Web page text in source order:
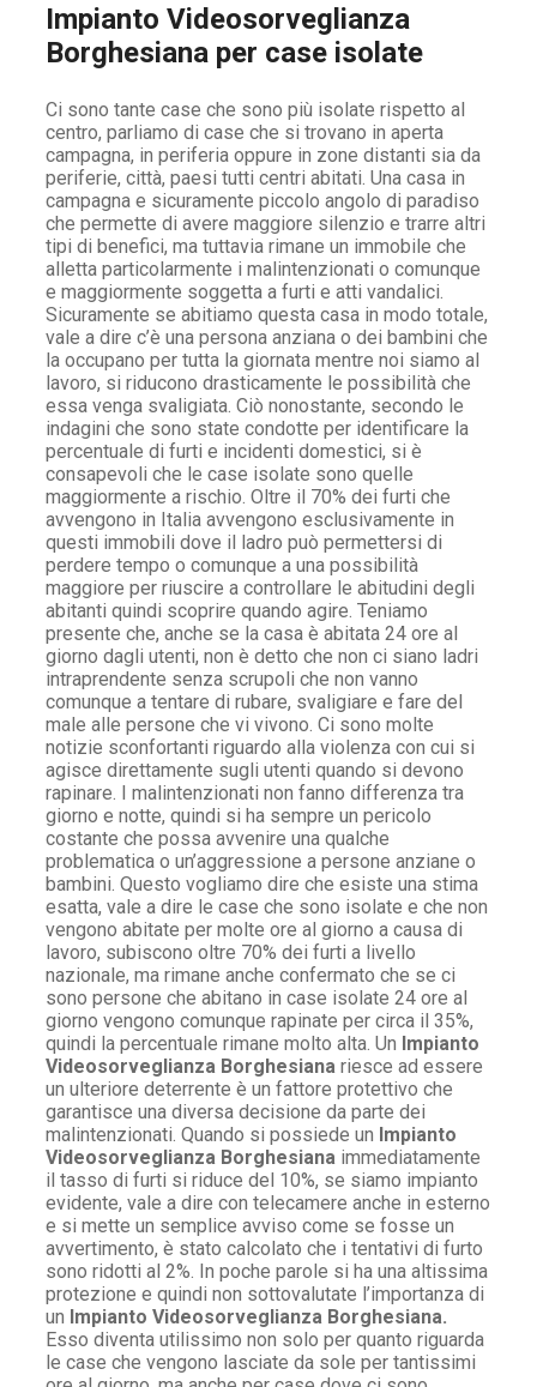
Impianto Videosorveglianza
Borghesiana per case isolate
Ci sono tante case che sono più isolate rispetto al
centro, parliamo di case che si trovano in aperta
campagna, in periferia oppure in zone distanti sia da
periferie, città, paesi tutti centri abitati. Una casa in
campagna e sicuramente piccolo angolo di paradiso
che permette di avere maggiore silenzio e trarre altri
tipi di benefici, ma tuttavia rimane un immobile che
alletta particolarmente i malintenzionati o comunque
e maggiormente soggetta a furti e atti vandalici.
Sicuramente se abitiamo questa casa in modo totale,
vale a dire c’è una persona anziana o dei bambini che
la occupano per tutta la giornata mentre noi siamo al
lavoro, si riducono drasticamente le possibilità che
essa venga svaligiata. Ciò nonostante, secondo le
indagini che sono state condotte per identificare la
percentuale di furti e incidenti domestici, si è
consapevoli che le case isolate sono quelle
maggiormente a rischio. Oltre il 70% dei furti che
avvengono in Italia avvengono esclusivamente in
questi immobili dove il ladro può permettersi di
perdere tempo o comunque a una possibilità
maggiore per riuscire a controllare le abitudini degli
abitanti quindi scoprire quando agire. Teniamo
presente che, anche se la casa è abitata 24 ore al
giorno dagli utenti, non è detto che non ci siano ladri
intraprendente senza scrupoli che non vanno
comunque a tentare di rubare, svaligiare e fare del
male alle persone che vi vivono. Ci sono molte
notizie sconfortanti riguardo alla violenza con cui si
agisce direttamente sugli utenti quando si devono
rapinare. I malintenzionati non fanno differenza tra
giorno e notte, quindi si ha sempre un pericolo
costante che possa avvenire una qualche
problematica o un’aggressione a persone anziane o
bambini. Questo vogliamo dire che esiste una stima
esatta, vale a dire le case che sono isolate e che non
vengono abitate per molte ore al giorno a causa di
lavoro, subiscono oltre 70% dei furti a livello
nazionale, ma rimane anche confermato che se ci
sono persone che abitano in case isolate 24 ore al
giorno vengono comunque rapinate per circa il 35%,
quindi la percentuale rimane molto alta. Un Impianto
Videosorveglianza Borghesiana riesce ad essere
un ulteriore deterrente è un fattore protettivo che
garantisce una diversa decisione da parte dei
malintenzionati. Quando si possiede un Impianto
Videosorveglianza Borghesiana immediatamente
il tasso di furti si riduce del 10%, se siamo impianto
evidente, vale a dire con telecamere anche in esterno
e si mette un semplice avviso come se fosse un
avvertimento, è stato calcolato che i tentativi di furto
sono ridotti al 2%. In poche parole si ha una altissima
protezione e quindi non sottovalutate l’importanza di
un Impianto Videosorveglianza Borghesiana.
Esso diventa utilissimo non solo per quanto riguarda
le case che vengono lasciate da sole per tantissimi